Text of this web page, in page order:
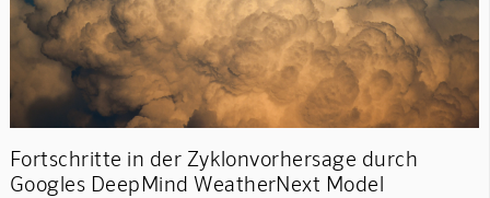
Fortschritte in der Zyklonvorhersage durch
Googles DeepMind WeatherNext Model